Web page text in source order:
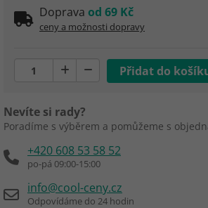
Doprava od 69 Kč
ceny a možnosti dopravy
Nevíte si rady?
Poradíme s výběrem a pomůžeme s
+420 608 53 58 52
po-pá 09:00-15:00
info@cool-ceny.cz
Odpovídáme do 24 hodin